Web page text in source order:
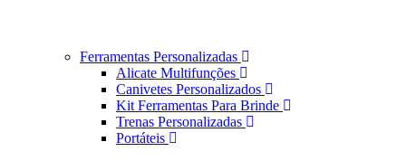
Ferramentas Personalizadas
Alicate Multifunções
Canivetes Personalizados
Kit Ferramentas Para Brinde
Trenas Personalizadas
Portáteis